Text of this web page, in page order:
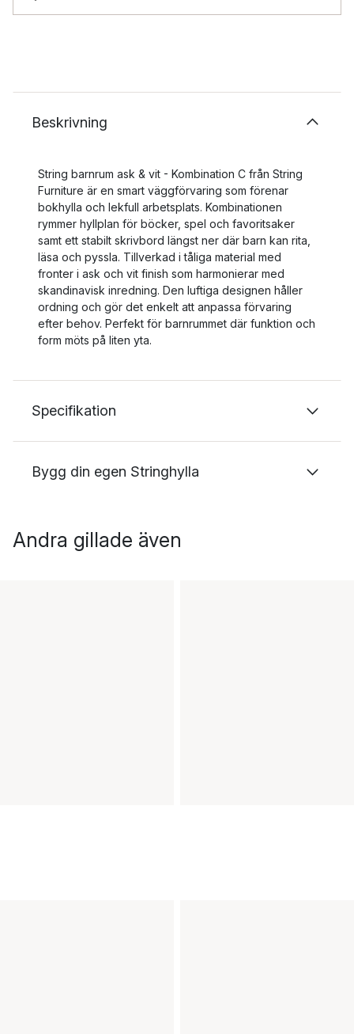
Beskrivning
String barnrum ask & vit - Kombination C från String
Furniture är en smart väggförvaring som förenar
bokhylla och lekfull arbetsplats. Kombinationen
rymmer hyllplan för böcker, spel och favoritsaker
samt ett stabilt skrivbord längst ner där barn kan rita,
läsa och pyssla. Tillverkad i tåliga material med
fronter i ask och vit finish som harmonierar med
skandinavisk inredning. Den luftiga designen håller
ordning och gör det enkelt att anpassa förvaring
efter behov. Perfekt för barnrummet där funktion och
form möts på liten yta.
Specifikation
Bygg din egen Stringhylla
Andra gillade även